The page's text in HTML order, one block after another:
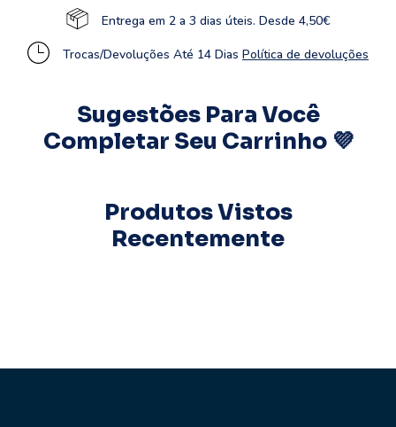
Entrega em 2 a 3 dias úteis. Desde 4,50€
Trocas/Devoluções Até 14 Dias Política de devoluções
Sugestões Para Você
Completar Seu Carrinho 💜
Produtos Vistos
Recentemente